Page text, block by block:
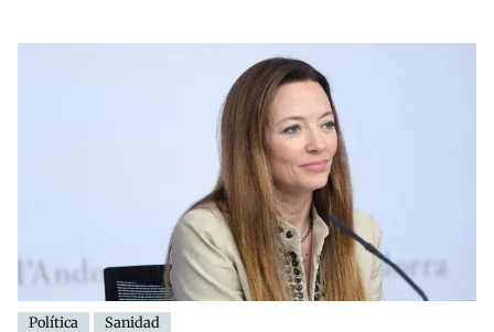
Política Sanidad